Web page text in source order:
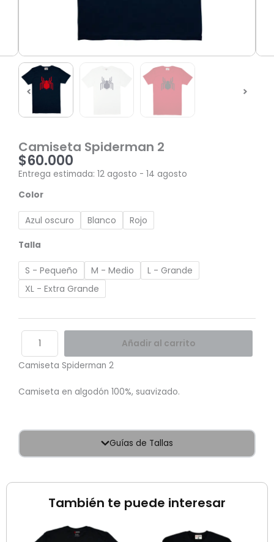
Camiseta Spiderman 2
$60.000
Entrega estimada: 12 agosto - 14 agosto
Color
Azul oscuro Blanco Rojo
Talla
S - Pequeño M - Medio
L - Grande
XL - Extra Grande
Camiseta
cantidad
Añadir al carrito
Camiseta Spiderman 2
Camiseta en algodón 100%, suavizado.
Guías de Tallas
También te puede interesar